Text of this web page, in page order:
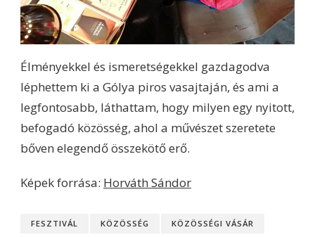
Élményekkel és ismeretségekkel gazdagodva
léphettem ki a Gólya piros vasajtaján, és ami a
legfontosabb, láthattam, hogy milyen egy nyitott,
befogadó közösség, ahol a művészet szeretete
bőven elegendő összekötő erő.
Képek forrása: Horváth Sándor
FESZTIVÁL KÖZÖSSÉG KÖZÖSSÉGI VÁSÁR